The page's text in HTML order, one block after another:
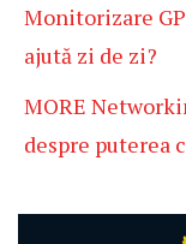
Monitorizare
ajută zi de zi?
MORE
despre